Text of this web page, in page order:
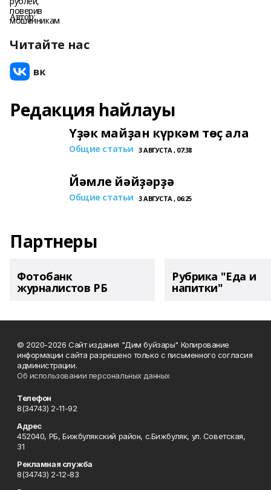
Автор:
Читайте нас
Редакция һайлауы
Үҙәк майҙан күркәм төҫ ала
Общие статьи 3 АВГУСТА , 07:38
Йәмле йәйҙәрҙә
Общие статьи 3 АВГУСТА , 06:25
Партнеры
Фотобанк
журналистов РБ
Рубрика "Еда и
напитки"
© 2020-2026 Сайт издания "Дим буйзары" Копирование
информации сайта разрешено только с письменного согласия
администрации.
Об использовании персональных данных
Телефон
8(34743) 2-11-92
Адрес
452040, РБ, Бижбулякский район, с.Бижбуляк, ул. Советская,
31
Рекламная служба
8(34743) 2-12-83